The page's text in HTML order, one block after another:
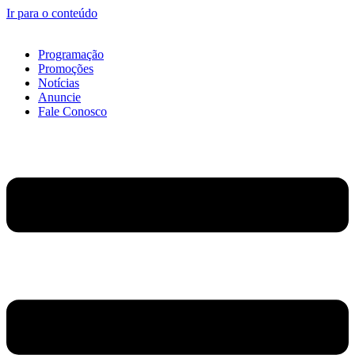
Ir para o conteúdo
Programação
Promoções
Notícias
Anuncie
Fale Conosco